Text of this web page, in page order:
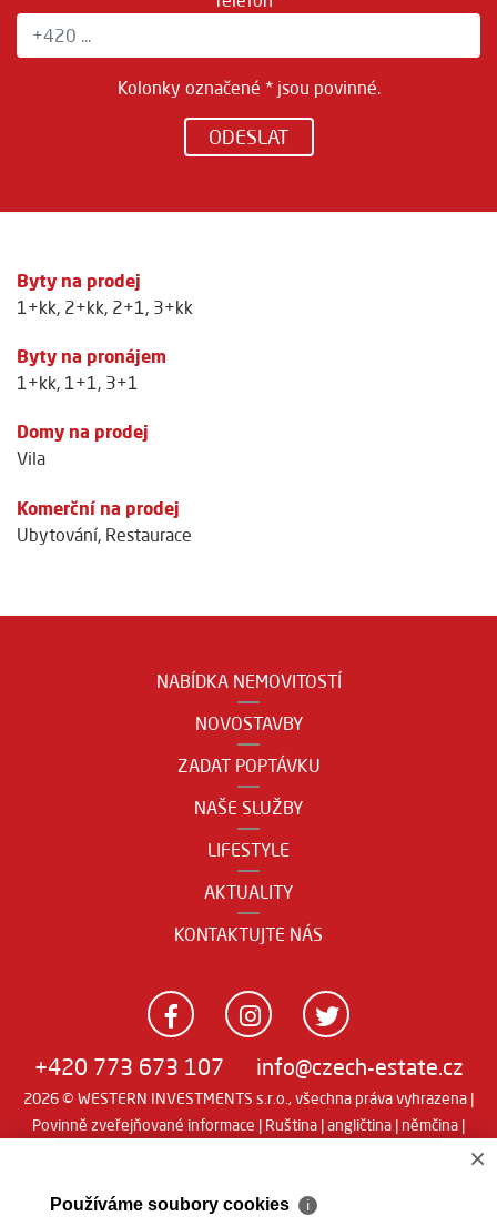
Kolonky označené * jsou povinné.
ODESLAT
Byty na prodej
1+kk, 2+kk, 2+1, 3+kk
Byty na pronájem
1+kk, 1+1, 3+1
Domy na prodej
Vila
Komerční na prodej
Ubytování, Restaurace
NABÍDKA NEMOVITOSTÍ
NOVOSTAVBY
ZADAT POPTÁVKU
NAŠE SLUŽBY
LIFESTYLE
AKTUALITY
KONTAKTUJTE NÁS
+420 773 673 107 info@czech-estate.cz
2026 © WESTERN INVESTMENTS s.r.o., všechna práva vyhrazena |
Povinně zveřejňované informace | Ruština |angličtina | němčina |
×
Používáme soubory cookies ℹ